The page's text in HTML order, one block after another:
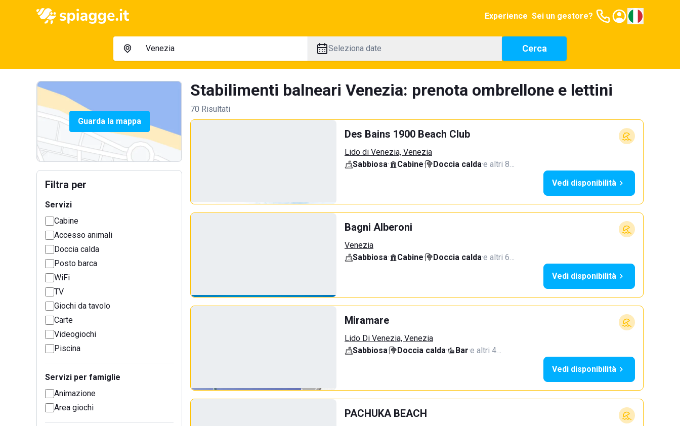
Experience Sei un gestore?
Seleziona date Cerca
Guarda la mappa
Filtra per
Servizi
Cabine
Accesso animali
Doccia calda
Posto barca
WiFi
TV
Giochi da tavolo
Carte
Videogiochi
Piscina
Servizi per famiglie
Animazione
Area giochi
Stabilimenti balneari Venezia: prenota ombrellone e lettini
70 Risultati
Des Bains 1900 Beach Club
Lido di Venezia, Venezia
Sabbiosa· Cabine· Doccia calda·e altri 8…
Vedi disponibilità
Bagni Alberoni
Venezia
Sabbiosa· Cabine· Doccia calda·e altri 6…
Vedi disponibilità
Miramare
Lido Di Venezia, Venezia
Sabbiosa· Doccia calda· Bar·e altri 4…
Vedi disponibilità
PACHUKA BEACH